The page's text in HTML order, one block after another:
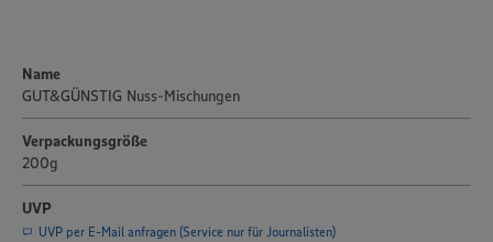
Name
GUT&GÜNSTIG Nuss-Mischungen
Verpackungsgröße
200g
UVP
UVP per E-Mail anfragen (Service nur für Journalisten)